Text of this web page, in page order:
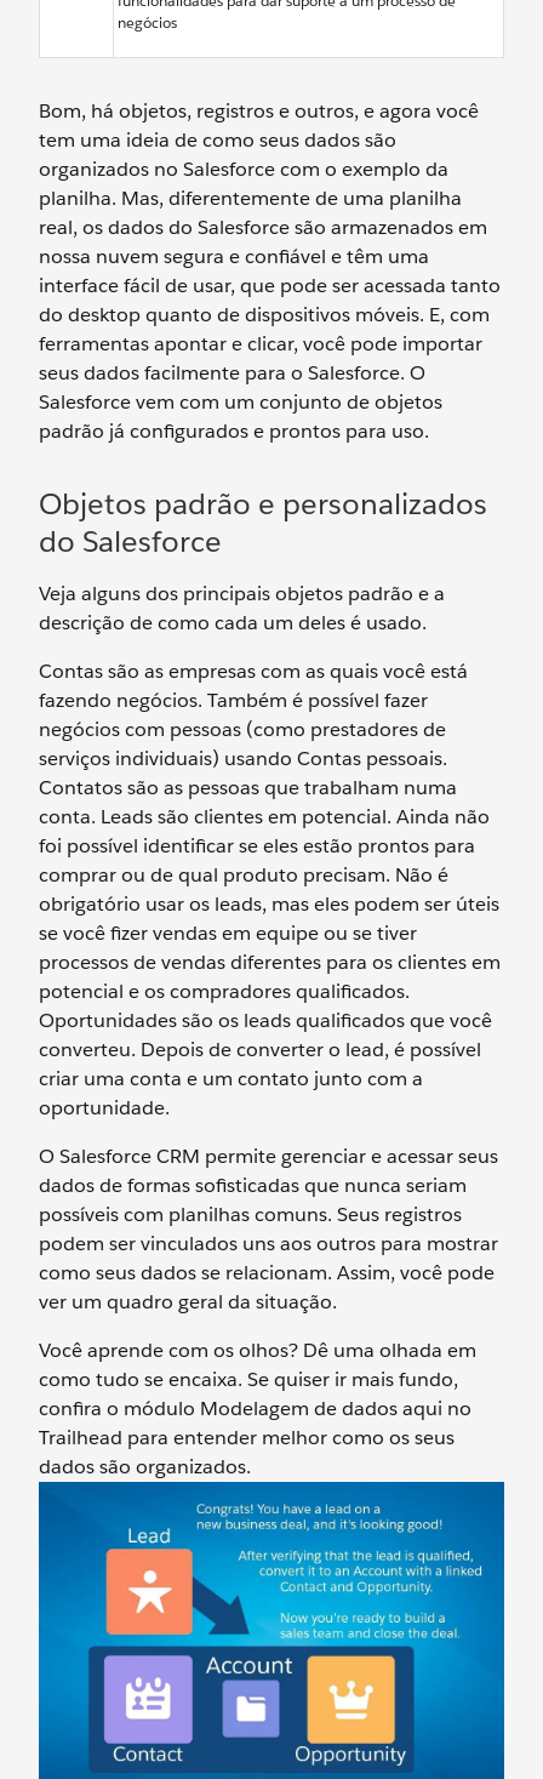
negócios
Bom, há objetos, registros e outros, e agora você
tem uma ideia de como seus dados são
organizados no Salesforce com o exemplo da
planilha. Mas, diferentemente de uma planilha
real, os dados do Salesforce são armazenados em
nossa nuvem segura e confiável e têm uma
interface fácil de usar, que pode ser acessada tanto
do desktop quanto de dispositivos móveis. E, com
ferramentas apontar e clicar, você pode importar
seus dados facilmente para o Salesforce. O
Salesforce vem com um conjunto de objetos
padrão já configurados e prontos para uso.
Objetos padrão e personalizados
do Salesforce
Veja alguns dos principais objetos padrão e a
descrição de como cada um deles é usado.
Contas são as empresas com as quais você está
fazendo negócios. Também é possível fazer
negócios com pessoas (como prestadores de
serviços individuais) usando Contas pessoais.
Contatos são as pessoas que trabalham numa
conta. Leads são clientes em potencial. Ainda não
foi possível identificar se eles estão prontos para
comprar ou de qual produto precisam. Não é
obrigatório usar os leads, mas eles podem ser úteis
se você fizer vendas em equipe ou se tiver
processos de vendas diferentes para os clientes em
potencial e os compradores qualificados.
Oportunidades são os leads qualificados que você
converteu. Depois de converter o lead, é possível
criar uma conta e um contato junto com a
oportunidade.
O Salesforce CRM permite gerenciar e acessar seus
dados de formas sofisticadas que nunca seriam
possíveis com planilhas comuns. Seus registros
podem ser vinculados uns aos outros para mostrar
como seus dados se relacionam. Assim, você pode
ver um quadro geral da situação.
Você aprende com os olhos? Dê uma olhada em
como tudo se encaixa. Se quiser ir mais fundo,
confira o módulo Modelagem de dados aqui no
Trailhead para entender melhor como os seus
dados são organizados.